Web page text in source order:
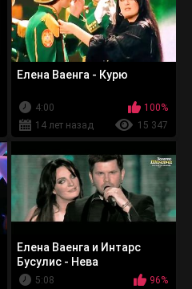
Елена Ваенга - Курю
4:00
100%
14 лет назад
15 347
Елена Ваенга и Интарс
Бусулис - Нева
5:08
96%